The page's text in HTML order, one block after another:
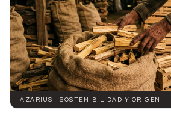
AZARIUS · SOSTENIBILIDAD Y ORIGEN